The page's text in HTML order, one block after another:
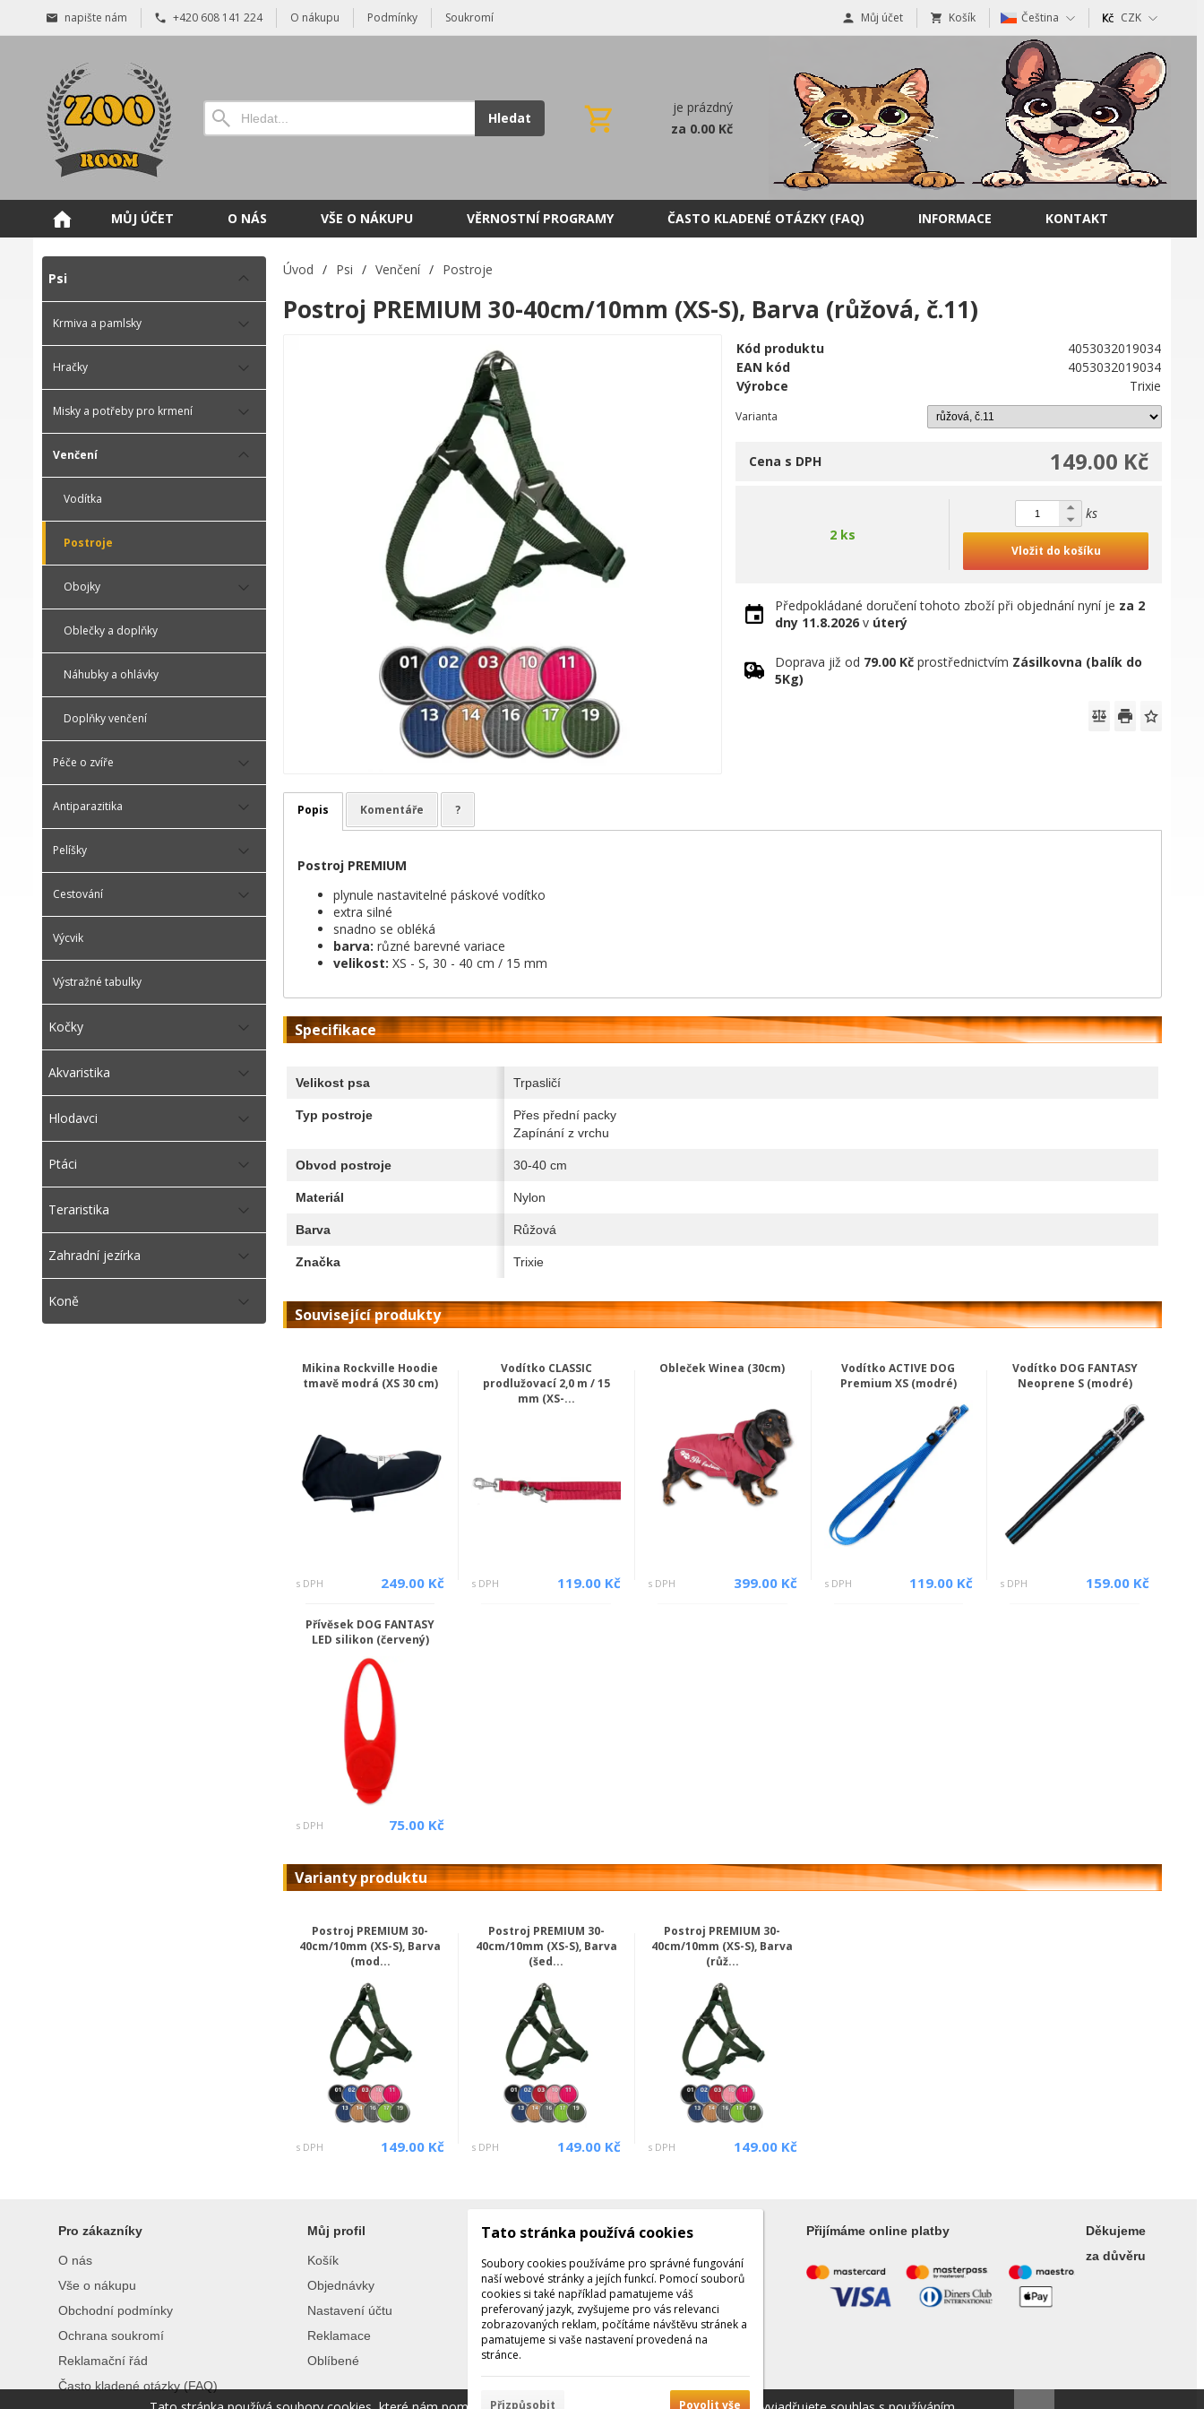
napište nám +420 608 141 224 O nákupu Podmínky Soukromí Můj účet Košík Čeština CZK
Hledat
je prázdný
za 0.00 Kč
MŮJ ÚČET O NÁS VŠE O NÁKUPU VĚRNOSTNÍ PROGRAMY ČASTO KLADENÉ OTÁZKY (FAQ) INFORMACE KONTAKT
Psi
Krmiva a pamlsky
Hračky
Misky a potřeby pro krmení
Venčení
Vodítka
Postroje
Obojky
Oblečky a doplňky
Náhubky a ohlávky
Doplňky venčení
Péče o zvíře
Antiparazitika
Pelíšky
Cestování
Výcvik
Výstražné tabulky
Kočky
Akvaristika
Hlodavci
Ptáci
Teraristika
Zahradní jezírka
Koně
Úvod / Psi / Venčení / Postroje
Postroj PREMIUM 30-40cm/10mm (XS-S), Barva (růžová, č.11)
Kód produktu
4053032019034
EAN kód
4053032019034
Výrobce
Trixie
Varianta
149.00 Kč
Cena s DPH
2 ks
ks
Vložit do košíku
Předpokládané doručení tohoto zboží při objednání nyní je za 2
dny 11.8.2026 v úterý
Doprava již od 79.00 Kč prostřednictvím Zásilkovna (balík do
5Kg)
Popis Komentáře ?
Postroj PREMIUM
plynule nastavitelné páskové vodítko
extra silné
snadno se obléká
barva: různé barevné variace
velikost: XS - S, 30 - 40 cm / 15 mm
Specifikace
Velikost psa Trpasličí
Typ postroje
Přes přední packy
Zapínání z vrchu
Obvod postroje 30-40 cm
Materiál Nylon
Barva Růžová
Značka Trixie
Související produkty
Mikina Rockville Hoodie
tmavě modrá (XS 30 cm)
s DPH 249.00 Kč
Vodítko CLASSIC
prodlužovací 2,0 m / 15
mm (XS-...
s DPH 119.00 Kč
Obleček Winea (30cm)
s DPH 399.00 Kč
Vodítko ACTIVE DOG
Premium XS (modré)
s DPH 119.00 Kč
Vodítko DOG FANTASY
Neoprene S (modré)
s DPH 159.00 Kč
Přívěsek DOG FANTASY
LED silikon (červený)
s DPH 75.00 Kč
Varianty produktu
Postroj PREMIUM 30-
40cm/10mm (XS-S), Barva
(mod...
s DPH 149.00 Kč
Postroj PREMIUM 30-
40cm/10mm (XS-S), Barva
(šed...
s DPH 149.00 Kč
Postroj PREMIUM 30-
40cm/10mm (XS-S), Barva
(růž...
s DPH 149.00 Kč
Pro zákazníky
O nás
Vše o nákupu
Obchodní podmínky
Ochrana soukromí
Reklamační řád
Často kladené otázky (FAQ)
Můj profil
Košík
Objednávky
Nastavení účtu
Reklamace
Oblíbené
Kontakty
Kontaktujte nás
Tel.: +420 608 141 224
Po - Pá: 9:00 - 16:00
Facebook
Přijímáme online platby
Děkujeme
za důvěru
Tato stránka používá cookies
Soubory cookies používáme pro správné fungování
naší webové stránky a jejích funkcí. Pomocí souborů
cookies si také například pamatujeme váš
preferovaný jazyk, zvyšujeme pro vás relevanci
zobrazovaných reklam, počítáme návštěvu stránek a
pamatujeme si vaše nastavení provedená na
stránce.
Přizpůsobit Povolit vše